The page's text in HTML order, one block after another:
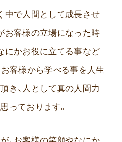
中で人間として成長させ
お客様の立場になった時
にかお役に立てる事など
お客様から学べる事を人生
き、人として真の人間力
っております。